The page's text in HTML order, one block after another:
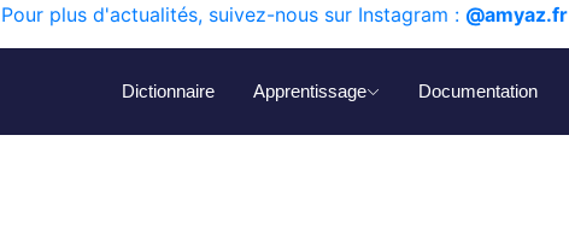
Pour plus d'actualités, suivez-nous sur Instagram : @amyaz.fr
Dictionnaire Apprentissage Documentation